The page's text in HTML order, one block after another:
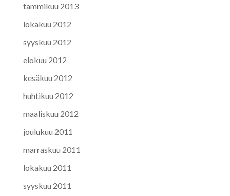
tammikuu 2013
lokakuu 2012
syyskuu 2012
elokuu 2012
kesäkuu 2012
huhtikuu 2012
maaliskuu 2012
joulukuu 2011
marraskuu 2011
lokakuu 2011
syyskuu 2011